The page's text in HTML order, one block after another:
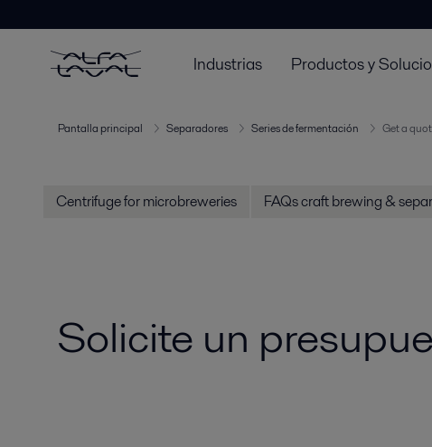
Industrias Productos y
Pantalla principal Separadores Series de fermentación Get a
Centrifuge for microbreweries FAQs craft brewing &
Solicite un